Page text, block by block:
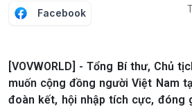
Facebook
[VOVWORLD] - Tổng Bí thư, Chủ
muốn cộng đồng người Việt Nam
đoàn kết, hội nhập tích cực, đóng